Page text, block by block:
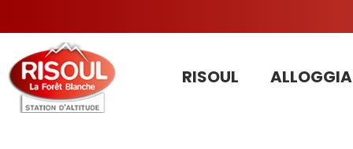
RISOUL